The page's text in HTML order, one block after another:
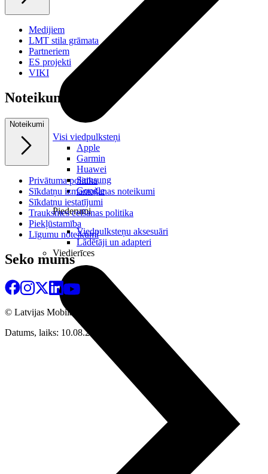
Visi viedpulksteņi
Apple
Garmin
Huawei
Samsung
Google
Piederumi
Viedpulksteņu aksesuāri
Lādētāji un adapteri
Viedierīces
Medijiem
LMT stila grāmata
Partneriem
ES projekti
VIKI
Noteikumi
Noteikumi
Privātuma politika
Sīkdatņu izmantošanas noteikumi
Sīkdatņu iestatījumi
Trauksmes celšanas politika
Piekļūstamība
Līgumu noteikumi
Seko mums
© Latvijas Mobilais Telefons
Datums, laiks: 10.08.2026 09:47